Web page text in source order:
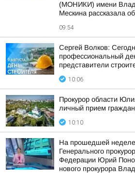
(МОНИКИ) имени
Мескина рассказала
09:54
Сергей Волков:
профессиональный
представители
10:06
Прокурор области
личный прием
10:10
На прошедшей неделе
Генерального
Федерации Юрий
нового прокурора